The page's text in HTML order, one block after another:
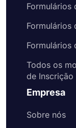
Formulários
Formulários
Formulários
Todos os
de Inscrição
Empresa
Sobre nós